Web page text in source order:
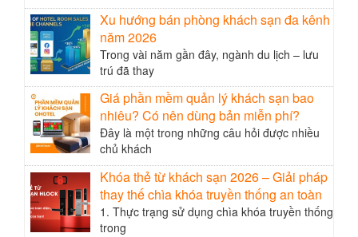
Xu hướng bán phòng khách sạn đa kênh
năm 2026
Trong vài năm gần đây, ngành du lịch – lưu
trú đã thay
Giá phần mềm quản lý khách sạn bao
nhiêu? Có nên dùng bản miễn phí?
Đây là một trong những câu hỏi được nhiều
chủ khách
Khóa thẻ từ khách sạn 2026 – Giải pháp
thay thế chìa khóa truyền thống an toàn
1. Thực trạng sử dụng chìa khóa truyền thống
trong